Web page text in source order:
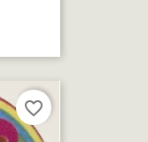
favorite_border